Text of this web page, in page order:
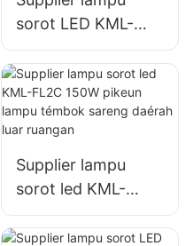
sorot LED KML-
FL2C 50W pikeun
papan reklame luar
ruangan sareng
lampu signage
Supplier lampu
sorot led KML-
FL2C 150W pikeun
lampu témbok